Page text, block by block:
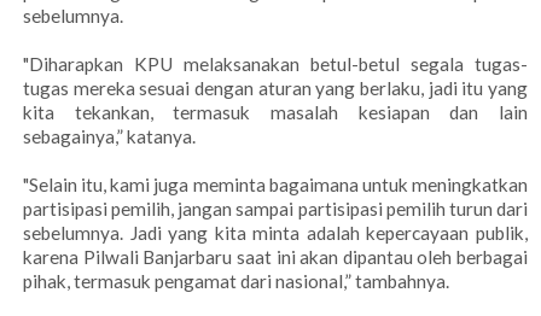
sebelumnya.
"Diharapkan KPU melaksanakan betul-betul segala tugas-
tugas mereka sesuai dengan aturan yang berlaku, jadi itu yang
kita tekankan, termasuk masalah kesiapan dan lain
sebagainya,” katanya.
"Selain itu, kami juga meminta bagaimana untuk meningkatkan
partisipasi pemilih, jangan sampai partisipasi pemilih turun dari
sebelumnya. Jadi yang kita minta adalah kepercayaan publik,
karena Pilwali Banjarbaru saat ini akan dipantau oleh berbagai
pihak, termasuk pengamat dari nasional,” tambahnya.